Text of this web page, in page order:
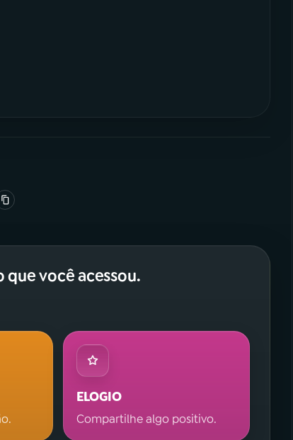
você acessou.
ELOGIO
Compartilhe algo positivo.